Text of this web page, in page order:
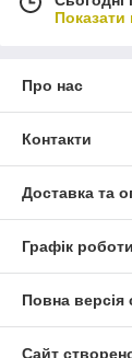
Показати
Про нас
Контакти
Доставка та
Графік роботи
Повна версія
Сайт